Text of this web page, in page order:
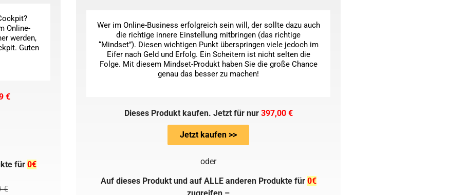
Online-
werden,
Guten
€
für 0€
€
Wer im Online-Business erfolgreich sein will, der sollte dazu auch
die richtige innere Einstellung mitbringen (das richtige
“Mindset”). Diesen wichtigen Punkt überspringen viele jedoch im
Eifer nach Geld und Erfolg. Ein Scheitern ist nicht selten die
Folge. Mit diesem Mindset-Produkt haben Sie die große Chance
genau das besser zu machen!
Dieses Produkt kaufen. Jetzt für nur 397,00 €
Jetzt kaufen >>
oder
Auf dieses Produkt und auf ALLE anderen Produkte für 0€